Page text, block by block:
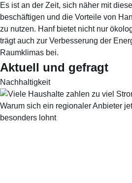
Es ist an der Zeit, sich näher mit
beschäftigen und die Vorteile von
zu nutzen. Hanf bietet nicht nur
trägt auch zur Verbesserung der
Raumklimas bei.
Aktuell und gefragt
Nachhaltigkeit